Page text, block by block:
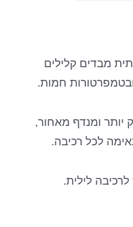
מבדים קלילים
חמות.
יותר ומנדף מאחור,
לכל רכיבה.